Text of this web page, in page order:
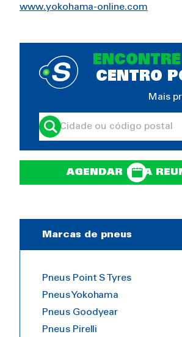
www.yokohama-online.com
ENCONTRE
CENTRO
Mais
AGENDAR UMA
Marcas de pneus
Pneus Point S Tyres
Pneus Yokohama
Pneus Goodyear
Pneus Pirelli